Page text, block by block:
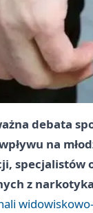
debata
na
specjalistów
z